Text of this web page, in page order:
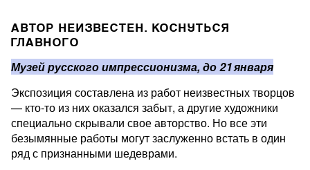
АВТОР НЕИЗВЕСТЕН. КОСНУТЬСЯ
ГЛАВНОГО
Музей русского импрессионизма, до 21 января
Экспозиция составлена из работ неизвестных творцов
— кто-то из них оказался забыт, а другие художники
специально скрывали свое авторство. Но все эти
безымянные работы могут заслуженно встать в один
ряд с признанными шедеврами.